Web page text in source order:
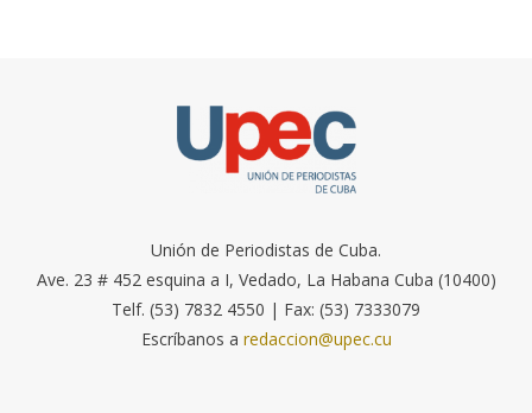
Unión de Periodistas de Cuba.
Ave. 23 # 452 esquina a I, Vedado, La Habana Cuba (10400)
Telf. (53) 7832 4550 | Fax: (53) 7333079
Escríbanos a redaccion@upec.cu